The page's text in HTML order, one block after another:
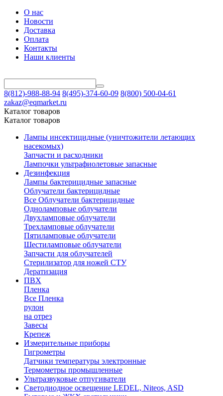
О нас
Новости
Доставка
Оплата
Контакты
Наши клиенты
8(812)-988-88-94 8(495)-374-60-09 8(800) 500-04-61
zakaz@eqmarket.ru
Каталог товаров
Каталог товаров
Лампы инсектицидные (уничтожители летающих
насекомых)
Запчасти и расходники
Лампочки ультрафиолетовые запасные
Дезинфекция
Лампы бактерицидные запасные
Облучатели бактерицидные
Все Облучатели бактерицидные
Одноламповые облучатели
Двухламповые облучатели
Трехламповые облучатели
Пятиламповые облучатели
Шестиламповые облучатели
Запчасти для облучателей
Стерилизатор для ножей СТУ
Дератизация
ПВХ
Пленка
Все Пленка
рулон
на отрез
Завесы
Крепеж
Измерительные приборы
Гигрометры
Датчики температуры электронные
Термометры промышленные
Ультразвуковые отпугиватели
Светодиодное освещение LEDEL, Niteos, ASD